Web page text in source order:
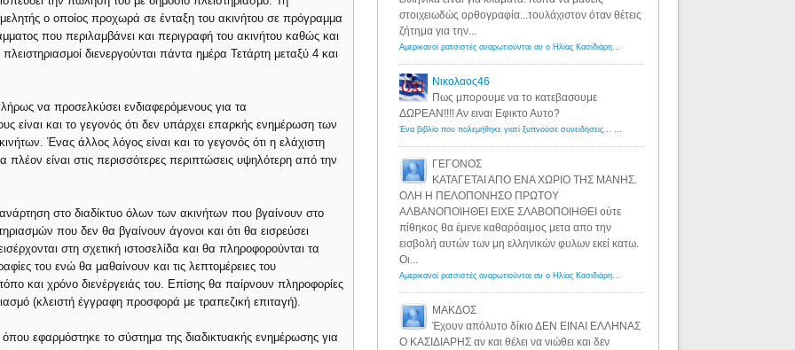
ο οποίος προχωρά σε ένταξη του ακινήτου σε πρόγραμμα
που περιλαμβάνει και περιγραφή του ακινήτου καθώς και
διενεργούνται πάντα ημέρα Τετάρτη μεταξύ 4 και
να προσελκύσει ενδιαφερόμενους για τα
είναι και το γεγονός ότι δεν υπάρχει επαρκής ενημέρωση των
Ένας άλλος λόγος είναι και το γεγονός ότι η ελάχιστη
πλέον είναι στις περισσότερες περιπτώσεις υψηλότερη από την
στο διαδίκτυο όλων των ακινήτων που βγαίνουν στο
που δεν θα βγαίνουν άγονοι και ότι θα εισρεύσει
στη σχετική ιστοσελίδα και θα πληροφορούνται τα
του ενώ θα μαθαίνουν και τις λεπτομέρειες του
και χρόνο διενέργειάς του. Επίσης θα παίρνουν πληροφορίες
(κλειστή έγγραφη προσφορά με τραπεζική επιταγή).
εφαρμόστηκε το σύστημα της διαδικτυακής ενημέρωσης για
στοιχειωδώς ορθογραφία...τουλάχιστον όταν θέτεις
ζήτημα για την...
Αμερικανοί ρατσιστές αναρωτιούνται αν ο Ηλίας Κασιδιάρης ανήκει στη λευκή φυλή... - Λόγιος Ερμής
Νικολαος46
Πως μπορουμε να το κατεβασουμε
ΔΩΡΕΑΝ!!!! Αν ειναι Εφικτο Αυτο?
Ένα βιβλίο που πολεμήθηκε γιατί ξυπνούσε συνειδήσεις... - Λόγιος Ερμής | Η γνώση ξεκινάει με την αναζήτηση...
ΓΕΓΟΝΟΣ
ΚΑΤΑΓΕΤΑΙ ΑΠΟ ΕΝΑ ΧΩΡΙΟ ΤΗΣ ΜΑΝΗΣ.
ΟΛΗ Η ΠΕΛΟΠΟΝΗΣΟ ΠΡΩΤΟΥ
ΑΛΒΑΝΟΠΟΙΗΘΕΙ ΕΙΧΕ ΣΛΑΒΟΠΟΙΗΘΕΙ ούτε
πίθηκος θα έμενε καθαρόαιμος μετα απο την
εισβολή αυτών των μη ελληνικών φυλων εκεί κατω.
Οι...
Αμερικανοί ρατσιστές αναρωτιούνται αν ο Ηλίας Κασιδιάρης ανήκει στη λευκή φυλή... - Λόγιος Ερμής
ΜΑΚΔΟΣ
Έχουν απόλυτο δίκιο ΔΕΝ ΕΙΝΑΙ ΕΛΛΗΝΑΣ
Ο ΚΑΣΙΔΙΑΡΗΣ αν και θέλει να νιώθει και δεν